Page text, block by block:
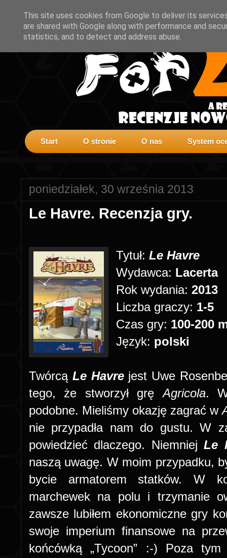
Start O stronie O nas System
poniedziałek, 30 września 2013
Le Havre. Recenzja gry.
Tytuł: Le Havre
Wydawca: Lacerta
Rok wydania: 2013
Liczba graczy: 1-5
Czas gry: 100-200
Język: polski
Twórcą Le Havrejest Uwe
tego, że stworzył gręAgricola.
podobne. Mieliśmy okazję zagrać w
nie przypadła nam do gustu. W
powiedzieć dlaczego. Niemniej Le
naszą uwagę. W moim przypadku,
bycie armatorem statków. W
marchewek na polu i trzymanie
zawsze lubiłem ekonomiczne gry
swoje imperium finansowe na
końcówką „Tycoon” :-) Poza
This site uses cookies from Google to deliver its
are shared with Google along with performance and
statistics, and to detect and address abuse.